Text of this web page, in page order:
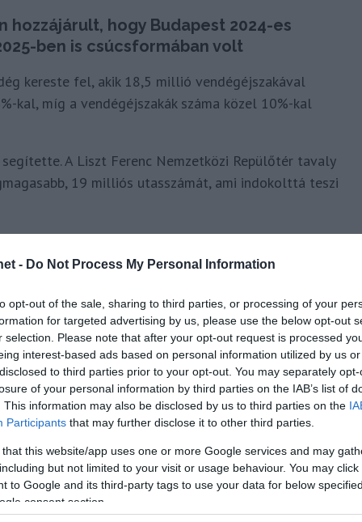
- Do Not Process My Personal Information
opt-out of the sale, sharing to third parties, or processing of your
for targeted advertising by us, please use the below opt-out
selection. Please note that after your opt-out request is processed
interest-based ads based on personal information utilized by us
to third parties prior to your opt-out. You may separately
of your personal information by third parties on the IAB’s list of
This information may also be disclosed by us to third parties on the
Participants that may further disclose it to other third parties.
that this website/app uses one or more Google services and may
but not limited to your visit or usage behaviour. You may
to Google and its third-party tags to use your data for below
consent section.
hozzájárult, hogy Budapest 2024-es
ben is csúcsformában volt
kereste fel, akik 18,5 millió vendégéjszakával
kal, míg a vendégéjszakák száma közel 10%-kal
A Liszt Ferenc Nemzetközi Repülőtér tavaly
19 milliós utasszámát, ami indokolttá teszi
számát tekintve Siófok
és Hajdúszoboszló, de Balatonfüred
mint egy évvel korábban. Többek között ennek
meg a BAHARTszemélyhajó- és kompforgalmában.